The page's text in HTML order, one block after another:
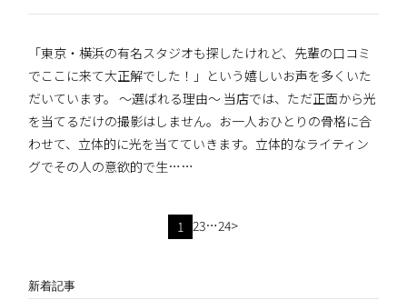
新着記事
「東京・横浜の有名スタジオも探したけれど、先輩の口コミ
でここに来て大正解でした！」という嬉しいお声を多くいた
だいています。 〜選ばれる理由〜 当店では、ただ正面から光
を当てるだけの撮影はしません。お一人おひとりの骨格に合
わせて、立体的に光を当てていきます。立体的なライティン
グでその人の意欲的で生……
1 23…24>